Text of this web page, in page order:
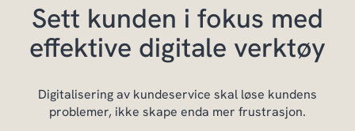
Sett kunden i fokus med
effektive digitale verktøy
Digitalisering av kundeservice skal løse kundens
problemer, ikke skape enda mer frustrasjon.